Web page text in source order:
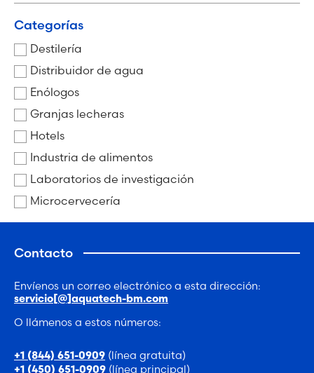
Categorías
Destilería
Distribuidor de agua
Enólogos
Granjas lecheras
Hotels
Industria de alimentos
Laboratorios de investigación
Microcervecería
Contacto
Envíenos un correo electrónico a esta dirección:
servicio[@]aquatech-bm.com
O llámenos a estos números:
+1 (844) 651-0909 (línea gratuita)
+1 (450) 651-0909 (línea principal)